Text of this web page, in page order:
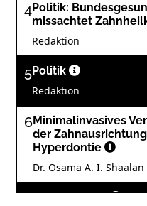
4Politik:
missachtet
Redaktion
5Politik
Redaktion
6Minimalinvasives
der
Hyperdontie
Dr. Osama A. I. Shaalan